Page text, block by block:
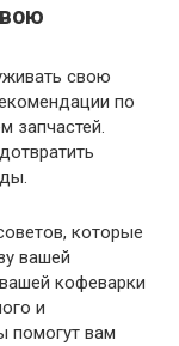
свою
по
запчастей.
которые
вашей
кофеварки
и
помогут вам